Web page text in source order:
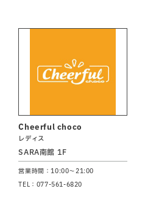
Cheerful choco
レディス
SARA南館 1F
営業時間：10:00～21:00
TEL：077-561-6820